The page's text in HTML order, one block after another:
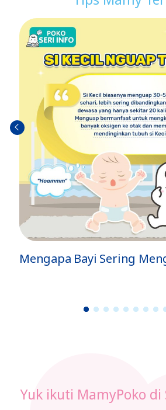
Menguap?
Sebel
umn
1 2 3 4 5 6 7 8
Yuk ikuti MamyPoko di